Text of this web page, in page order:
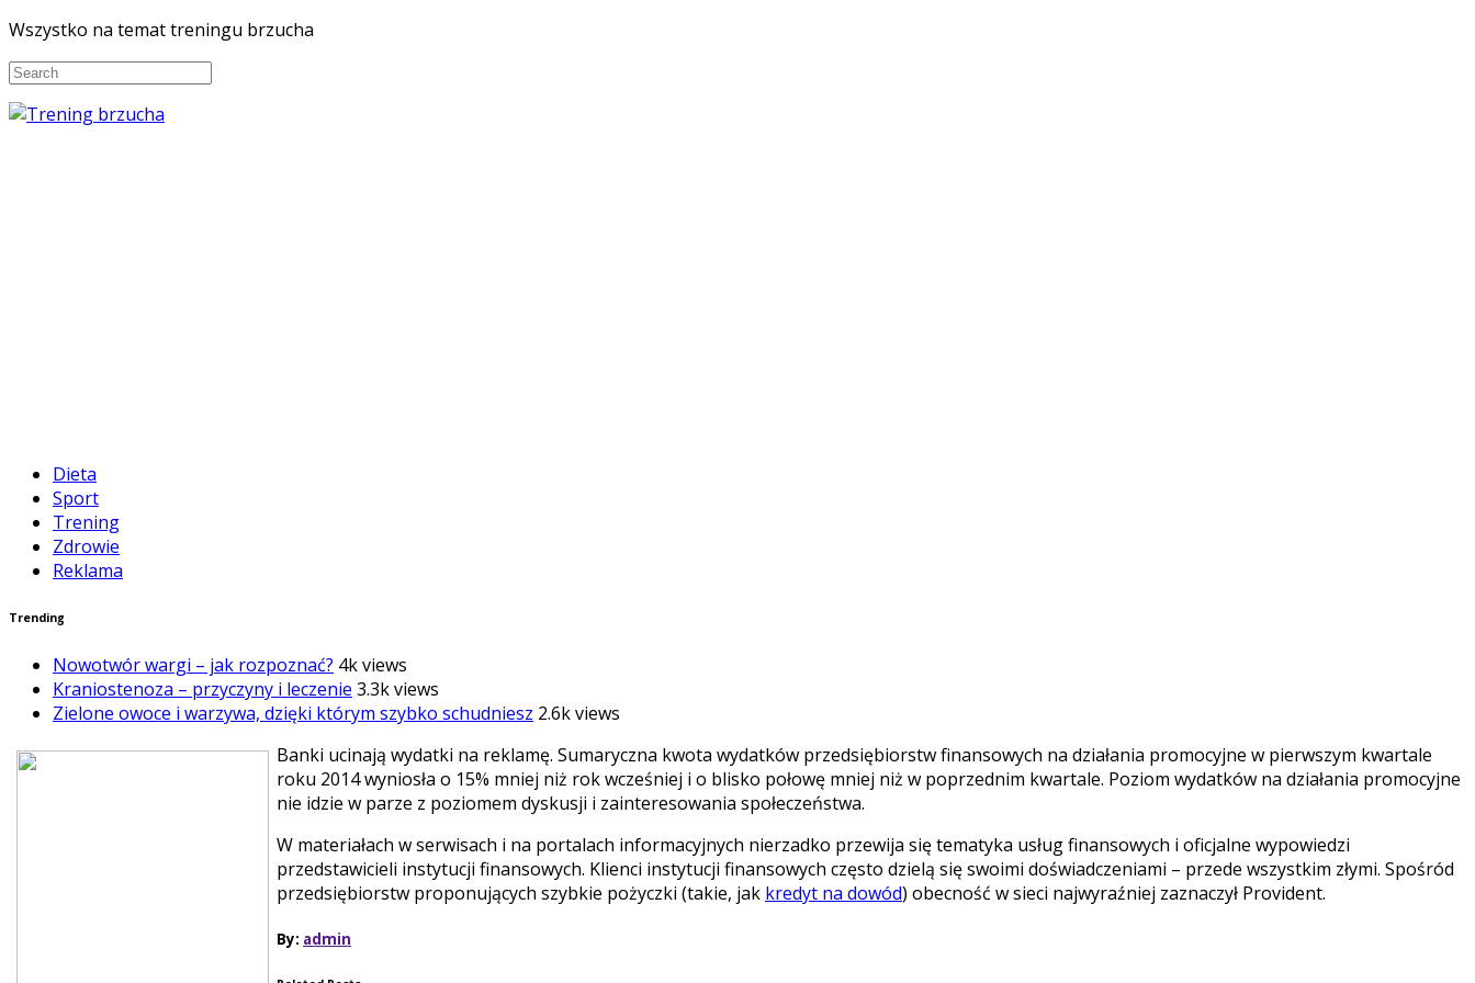
Wszystko na temat treningu brzucha
Dieta
Sport
Trening
Zdrowie
Reklama
Trending
Nowotwór wargi – jak rozpoznać? 4k views
Kraniostenoza – przyczyny i leczenie 3.3k views
Zielone owoce i warzywa, dzięki którym szybko schudniesz 2.6k views
Banki ucinają wydatki na reklamę. Sumaryczna kwota wydatków przedsiębiorstw finansowych na działania promocyjne w pierwszym kwartale
roku 2014 wyniosła o 15% mniej niż rok wcześniej i o blisko połowę mniej niż w poprzednim kwartale. Poziom wydatków na działania promocyjne
nie idzie w parze z poziomem dyskusji i zainteresowania społeczeństwa.
W materiałach w serwisach i na portalach informacyjnych nierzadko przewija się tematyka usług finansowych i oficjalne wypowiedzi
przedstawicieli instytucji finansowych. Klienci instytucji finansowych często dzielą się swoimi doświadczeniami – przede wszystkim złymi. Spośród
przedsiębiorstw proponujących szybkie pożyczki (takie, jak kredyt na dowód) obecność w sieci najwyraźniej zaznaczył Provident.
By: admin